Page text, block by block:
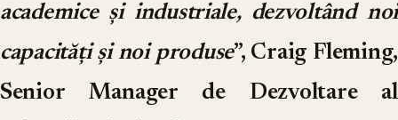
academice și industriale, dezvoltând noi
capacități și noi produse”, Craig Fleming,
Senior Manager de Dezvoltare al